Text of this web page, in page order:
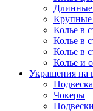
Длинные
Крупные
Колье в
Колье в
Колье в
Колье и
Украшения на
Чокеры
Подвески